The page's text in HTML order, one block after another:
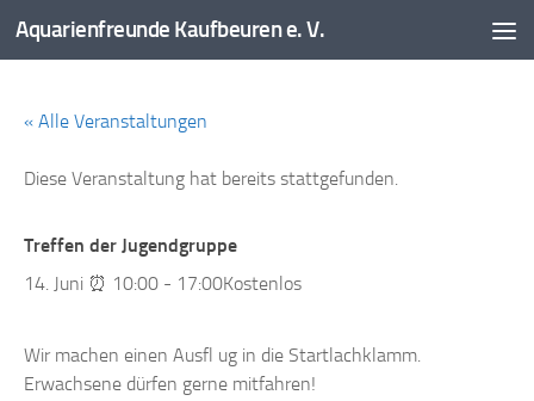
Zum Inhalt springen
Aquarienfreunde Kaufbeuren e. V.
« Alle Veranstaltungen
Diese Veranstaltung hat bereits stattgefunden.
Treffen der Jugendgruppe
14. Juni ⏰ 10:00 - 17:00Kostenlos
Wir machen einen Ausfl ug in die Startlachklamm.
Erwachsene dürfen gerne mitfahren!